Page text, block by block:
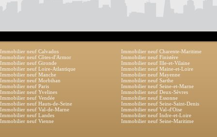
Immobilier neuf Calvados
Immobilier neuf Charente-Maritime
Immobilier neuf Côtes-d'Armor
Immobilier neuf Finistère
Immobilier neuf Gironde
Immobilier neuf Ille-et-Vilaine
Immobilier neuf Loire-Atlantique
Immobilier neuf Maine-et-Loire
Immobilier neuf Manche
Immobilier neuf Mayenne
Immobilier neuf Morbihan
Immobilier neuf Sarthe
Immobilier neuf Paris
Immobilier neuf Seine-et-Marne
Immobilier neuf Yvelines
Immobilier neuf Deux-Sèvres
Immobilier neuf Vendée
Immobilier neuf Essonne
Immobilier neuf Hauts-de-Seine
Immobilier neuf Seine-Saint-Denis
Immobilier neuf Val-de-Marne
Immobilier neuf Val-d'Oise
Immobilier neuf Landes
Immobilier neuf Indre-et-Loire
Immobilier neuf Vienne
Immobilier neuf Seine-Maritime